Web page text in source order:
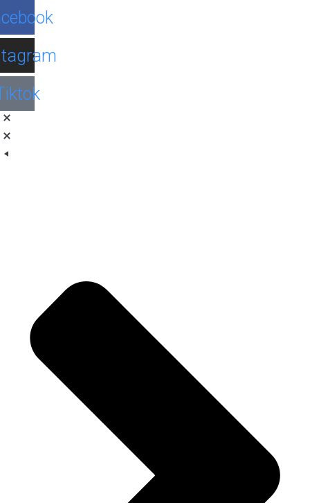
Facebook
Instagram
Tiktok